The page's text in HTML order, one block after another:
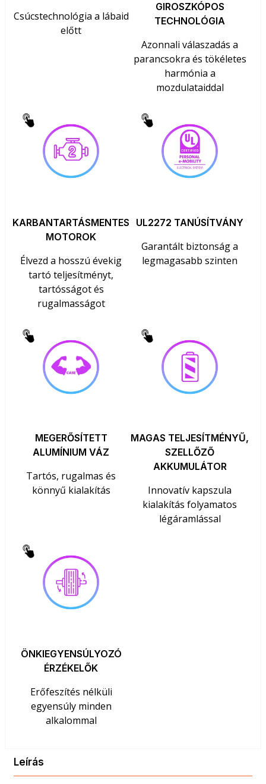
Csúcstechnológia a lábaid
előtt
GIROSZKÓPOS
TECHNOLÓGIA
Azonnali válaszadás a
parancsokra és tökéletes
harmónia a
mozdulataiddal
KARBANTARTÁSMENTES
MOTOROK
Élvezd a hosszú évekig
tartó teljesítményt,
tartósságot és
rugalmasságot
UL2272 TANÚSÍTVÁNY
Garantált biztonság a
legmagasabb szinten
MEGERŐSÍTETT
ALUMÍNIUM VÁZ
Tartós, rugalmas és
könnyű kialakítás
MAGAS TELJESÍTMÉNYŰ,
SZELLŐZŐ
AKKUMULÁTOR
Innovatív kapszula
kialakítás folyamatos
légáramlással
ÖNKIEGYENSÚLYOZÓ
ÉRZÉKELŐK
Erőfeszítés nélküli
egyensúly minden
alkalommal
Leírás